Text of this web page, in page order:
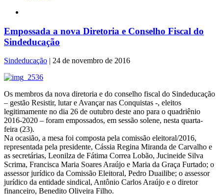
Empossada a nova Diretoria e Conselho Fiscal do
Sindeducação
Sindeducação | 24 de novembro de 2016
Os membros da nova diretoria e do conselho fiscal do Sindeducação
– gestão Resistir, lutar e Avançar nas Conquistas -, eleitos
legitimamente no dia 26 de outubro deste ano para o quadriênio
2016-2020 – foram empossados, em sessão solene, nesta quarta-
feira (23).
Na ocasião, a mesa foi composta pela comissão eleitoral/2016,
representada pela presidente, Cássia Regina Miranda de Carvalho e
as secretárias, Leonilza de Fátima Correa Lobão, Jucineide Silva
Scrima, Francisca Maria Soares Araújo e Maria da Graça Furtado; o
assessor jurídico da Comissão Eleitoral, Pedro Duailibe; o assessor
jurídico da entidade sindical, Antônio Carlos Araújo e o diretor
financeiro, Benedito Oliveira Filho.